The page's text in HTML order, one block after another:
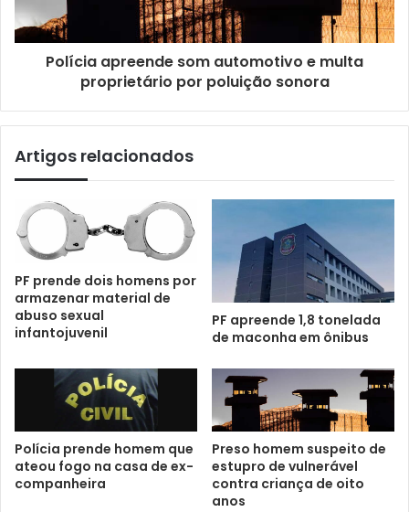
Polícia apreende som automotivo e multa
proprietário por poluição sonora
Artigos relacionados
PF prende dois homens por
armazenar material de
abuso sexual
infantojuvenil
PF apreende 1,8 tonelada
de maconha em ônibus
Polícia prende homem que
ateou fogo na casa de ex-
companheira
Preso homem suspeito de
estupro de vulnerável
contra criança de oito
anos